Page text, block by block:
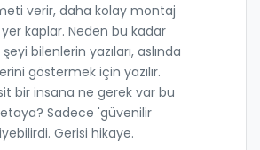
verir, daha kolay montaj
kaplar. Neden bu kadar
bilenlerin yazıları, aslında
göstermek için yazılır.
bir insana ne gerek var bu
Sadece 'güvenilir
Gerisi hikaye.